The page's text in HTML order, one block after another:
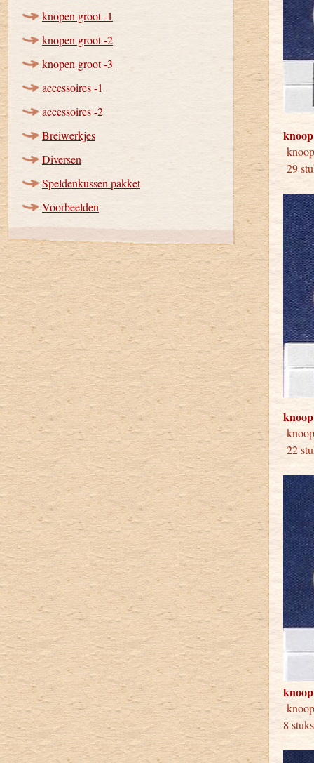
knopen groot -1
knopen groot -2
knopen groot -3
accessoires -1
accessoires -2
Breiwerkjes
Diversen
Speldenkussen pakket
Voorbeelden
29
22
8